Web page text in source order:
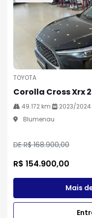
TOYOTA
Corolla Cross Xrx
49.172 km 2023/2024
Blumenau
DE R$ 168.900,00
R$ 154.900,00
Mais